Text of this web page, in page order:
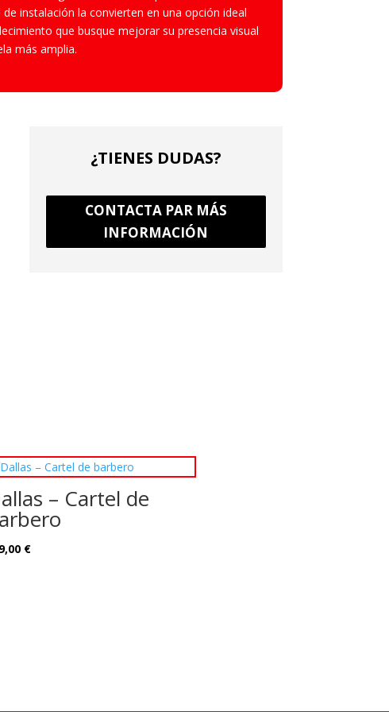
instalación la convierten en una opción ideal
que busque mejorar su presencia visual
más amplia.
¿TIENES DUDAS?
CONTACTA PAR MÁS
INFORMACIÓN
– Cartel de
€